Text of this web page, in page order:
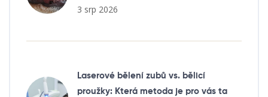
3 srp 2026
Laserové bělení zubů vs. bělicí
proužky: Která metoda je pro vás ta